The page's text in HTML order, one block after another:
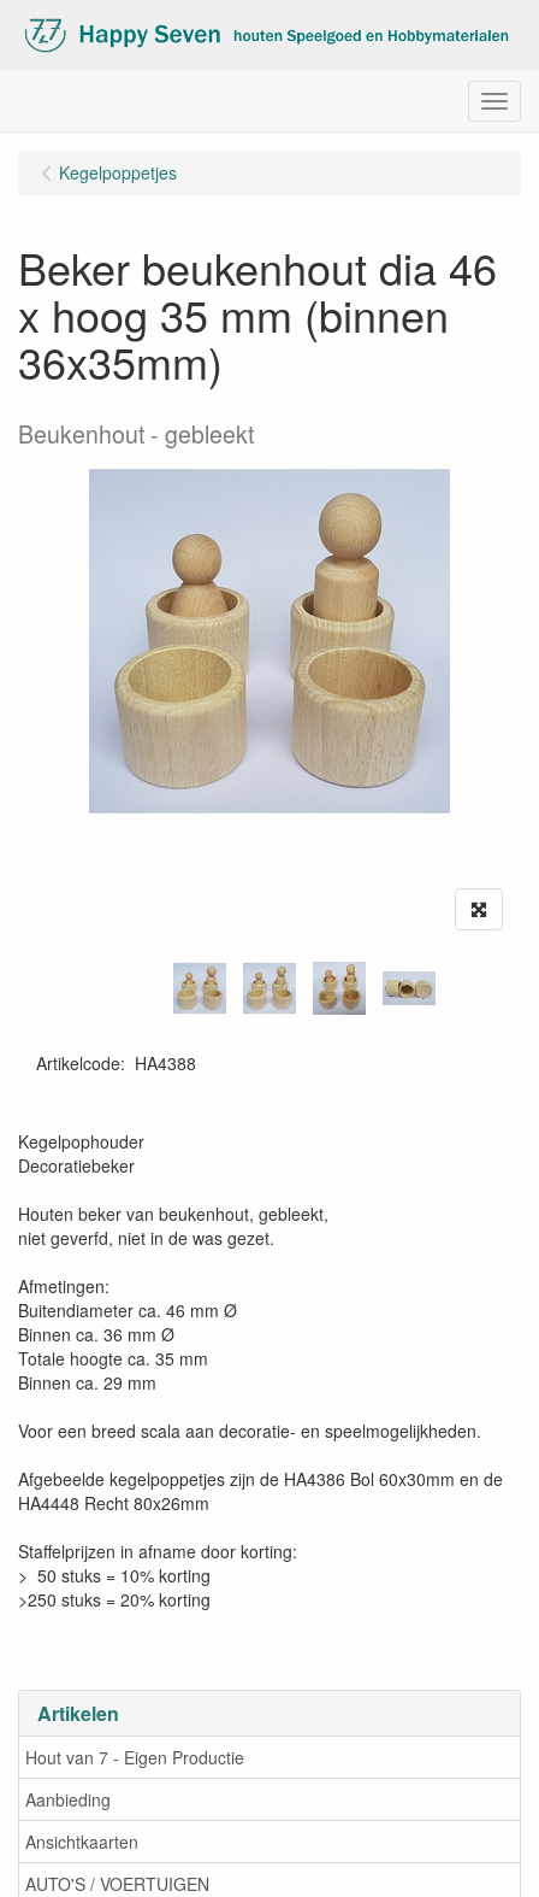
Menu
Artikelen
Hout van 7 - Eigen Productie
Aanbieding
Ansichtkaarten
AUTO'S / VOERTUIGEN
Kegelpoppetjes
Beker beukenhout dia 46
x hoog 35 mm (binnen
36x35mm)
Beukenhout - gebleekt
Artikelcode: HA4388
Kegelpophouder
Decoratiebeker
Houten beker van beukenhout, gebleekt,
niet geverfd, niet in de was gezet.
Afmetingen:
Buitendiameter ca. 46 mm Ø
Binnen ca. 36 mm Ø
Totale hoogte ca. 35 mm
Binnen ca. 29 mm
Voor een breed scala aan decoratie- en speelmogelijkheden.
Afgebeelde kegelpoppetjes zijn de HA4386 Bol 60x30mm en de
HA4448 Recht 80x26mm
Staffelprijzen in afname door korting:
> 50 stuks = 10% korting
>250 stuks = 20% korting